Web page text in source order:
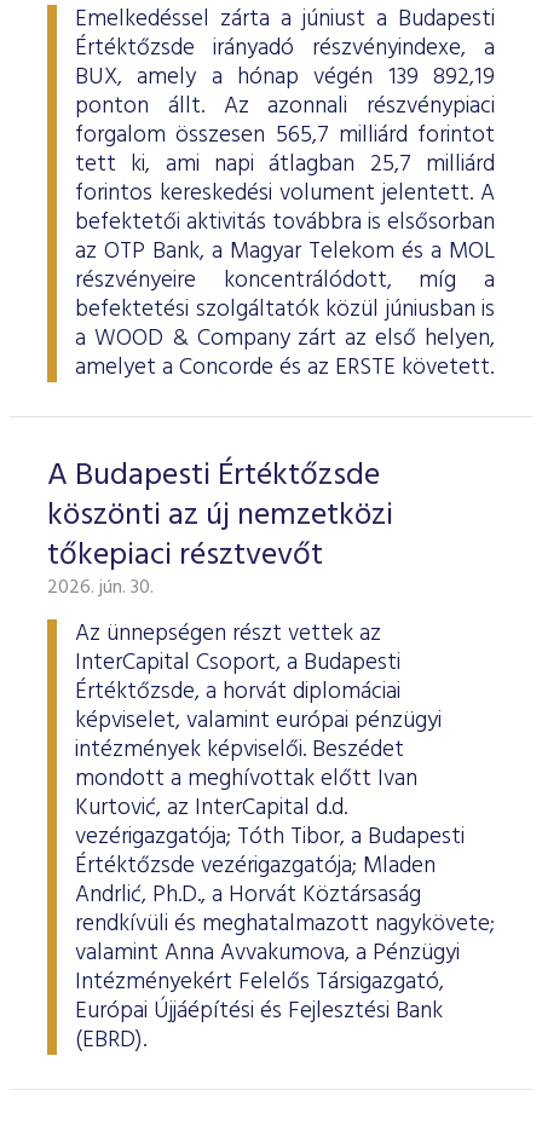
Emelkedéssel zárta a júniust a Budapesti
Értéktőzsde irányadó részvényindexe, a
BUX, amely a hónap végén 139 892,19
ponton állt. Az azonnali részvénypiaci
forgalom összesen 565,7 milliárd forintot
tett ki, ami napi átlagban 25,7 milliárd
forintos kereskedési volument jelentett. A
befektetői aktivitás továbbra is elsősorban
az OTP Bank, a Magyar Telekom és a MOL
részvényeire koncentrálódott, míg a
befektetési szolgáltatók közül júniusban is
a WOOD & Company zárt az első helyen,
amelyet a Concorde és az ERSTE követett.
A Budapesti Értéktőzsde
köszönti az új nemzetközi
tőkepiaci résztvevőt
2026. jún. 30.
Az ünnepségen részt vettek az
InterCapital Csoport, a Budapesti
Értéktőzsde, a horvát diplomáciai
képviselet, valamint európai pénzügyi
intézmények képviselői. Beszédet
mondott a meghívottak előtt Ivan
Kurtović, az InterCapital d.d.
vezérigazgatója; Tóth Tibor, a Budapesti
Értéktőzsde vezérigazgatója; Mladen
Andrlić, Ph.D., a Horvát Köztársaság
rendkívüli és meghatalmazott nagykövete;
valamint Anna Avvakumova, a Pénzügyi
Intézményekért Felelős Társigazgató,
Európai Újjáépítési és Fejlesztési Bank
(EBRD).